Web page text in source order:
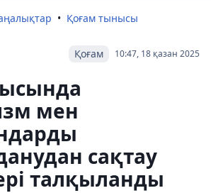
Қоғам тынысы
10:47, 18 қазан 2025
Қоғам
мен
сақтау
талқыланды